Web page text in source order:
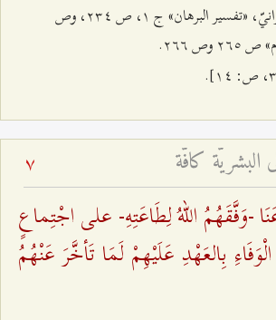
السيّد هاشم البحرانيّ، «تفسير البرهان» ج ۱، ص ٢٣٤، وص
البشريّة كافّة 7
-وَفَّقَهُمُ اللهُ لِطَاعَتِهِ- على اجْتِماعٍ
بِالعَهْدِ عَلَيْهِمْ لَمَا تَأخَّرَ عَنْهُمُ